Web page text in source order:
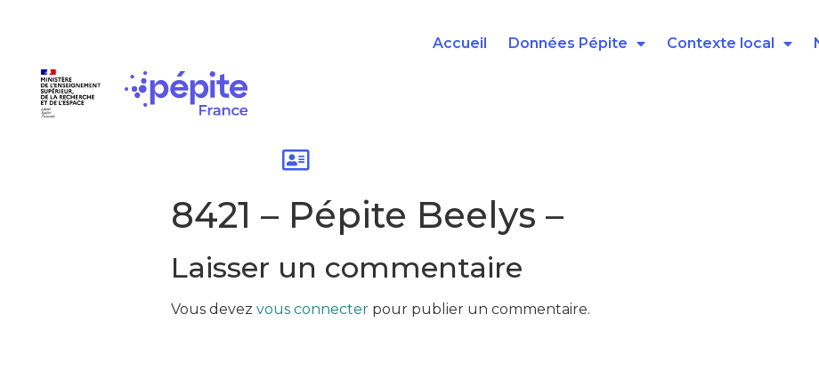
Accueil Données Pépite Contexte local
8421 – Pépite Beelys –
Laisser un commentaire
Vous devez vous connecter pour publier un commentaire.